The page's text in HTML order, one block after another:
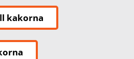
kakorna